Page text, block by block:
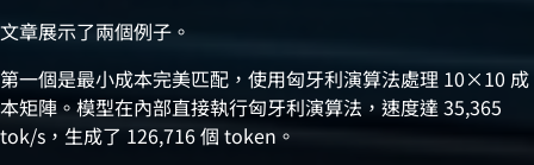
文章展示了兩個例子。
第一個是最小成本完美匹配，使用匈牙利演算法處理 10×10 成
本矩陣。模型在內部直接執行匈牙利演算法，速度達 35,365
tok/s，生成了 126,716 個 token。